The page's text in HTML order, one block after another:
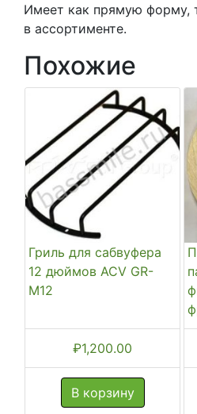
Имеет как прямую форму,
в ассортименте.
Похожие
Гриль для сабвуфера
12 дюймов ACV GR-
M12
₽1,200.00
В корзину